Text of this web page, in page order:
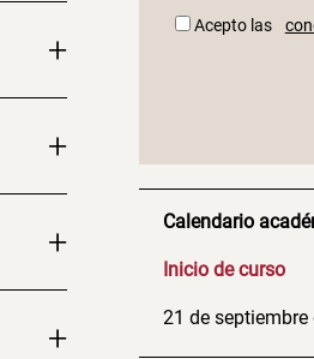
+
+
+
+
Acepto las
Calendario
Inicio de curso
21 de septiembre